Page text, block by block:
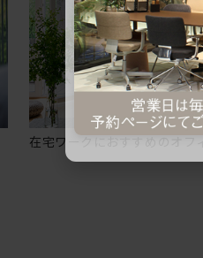
在宅ワークにおすすめのオフ